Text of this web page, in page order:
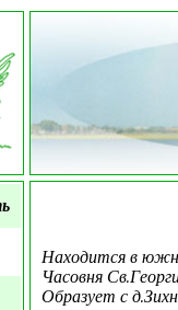
Находится в
Часовня
Образует с